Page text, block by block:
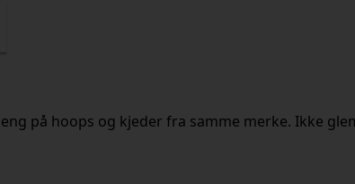
på hoops og kjeder fra samme merke. Ikke